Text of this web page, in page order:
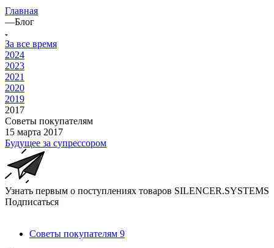
Главная
—Блог
За все время
2024
2023
2021
2020
2019
2017
Советы покупателям
15 марта 2017
Будущее за супрессором
Узнать первым о поступлениях товаров SILENCER.SYSTEMS
Подписаться
Советы покупателям 9